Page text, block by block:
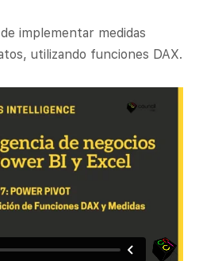
implementar medidas
utilizando funciones DAX.